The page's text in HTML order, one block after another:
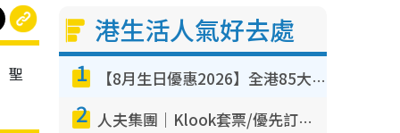
聖
港生活人氣好去處
1 【8月生日優惠2026】全港85大食買玩著數攻略 自助餐/火鍋放題同行免費＋誠品/DONKI送現金券
2 人夫集團｜Klook套票/優先訂票/公開發售搶飛攻略！附票價.購票連結.場地座位表